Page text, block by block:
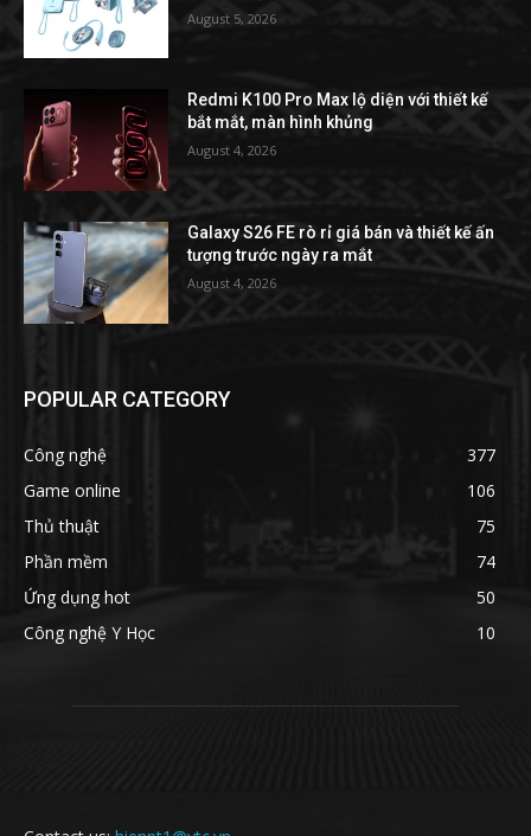
August 5, 2026
Redmi K100 Pro Max lộ diện với thiết kế
bắt mắt, màn hình khủng
August 4, 2026
Galaxy S26 FE rò rỉ giá bán và thiết kế ấn
tượng trước ngày ra mắt
August 4, 2026
POPULAR CATEGORY
Công nghệ
377
Game online
106
Thủ thuật
75
Phần mềm
74
Ứng dụng hot
50
Công nghệ Y Học
10